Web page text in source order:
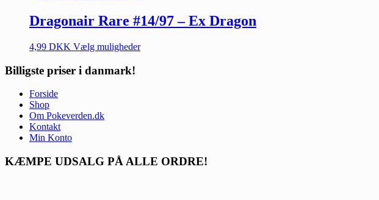
Dragonair Rare #14/97 – Ex Dragon
4,99 DKK Vælg muligheder
Billigste priser i danmark!
Forside
Shop
Om Pokeverden.dk
Kontakt
Min Konto
KÆMPE UDSALG PÅ ALLE ORDRE!